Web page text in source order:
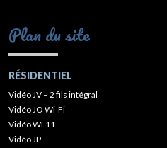
Plan du site
RÉSIDENTIEL
Vidéo JV – 2 fils intégral
Vidéo JO Wi-Fi
Vidéo WL11
Vidéo JP